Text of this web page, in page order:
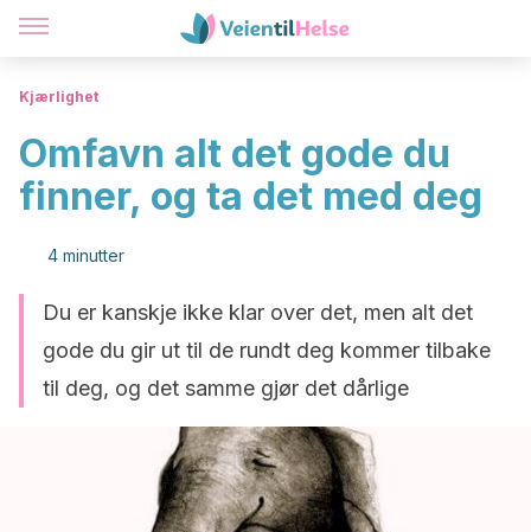
Kjærlighet
Omfavn alt det gode du
finner, og ta det med deg
4 minutter
Du er kanskje ikke klar over det, men alt det
gode du gir ut til de rundt deg kommer tilbake
til deg, og det samme gjør det dårlige